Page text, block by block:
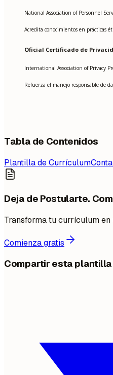
National Association of Personnel
Acredita conocimientos en prácticas
Oficial Certificado de
International Association of Privacy
Refuerza el manejo responsable de
Tabla de Contenidos
Plantilla de Currículum
Deja de Postularte.
Transforma tu currículum
Comienza gratis
Compartir esta plantilla